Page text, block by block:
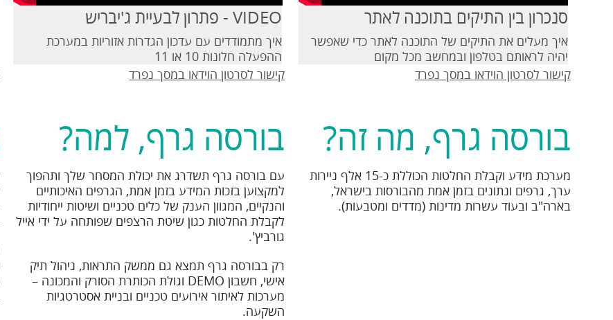
סנכרון בין התיקים בתוכנה לאתר
איך מעלים את התיקים של התוכנה לאתר כדי שאפשר
יהיה לראותם בטלפון ובמחשב מכל מקום
קישור לסרטון הוידאו במסך נפרד
VIDEO - פתרון לבעיית ג'יבריש
איך מתמודדים עם עדכון הגדרות אזוריות במערכת
ההפעלה חלונות 10 או 11
קישור לסרטון הוידאו במסך נפרד
בורסה גרף, מה זה?
מערכת מידע וקבלת החלטות הכוללת כ-15 אלף ניירות
ערך, גרפים ונתונים בזמן אמת מהבורסות בישראל,
בארה"ב ובעוד עשרות מדינות (מדדים ומטבעות).
בורסה גרף, למה?
עם בורסה גרף תשדרג את יכולת המסחר שלך ותהפוך
למקצוען בזכות המידע בזמן אמת, הגרפים האיכותיים
והנקיים, המגוון הענק של כלים טכניים ושיטות ייחודיות
לקבלת החלטות כגון שיטת הרצפים שפותחה על ידי אייל
גורביץ'.
רק בבורסה גרף תמצא גם ממשק התראות, ניהול תיק
אישי, חשבון DEMO וגולת הכותרת הסורק והמכונה –
מערכות לאיתור אירועים טכניים ובניית אסטרטגיות
השקעה.